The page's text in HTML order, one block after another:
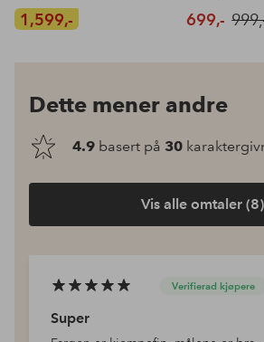
1,599,- 699,-
Dette mener andre
4.9 basert på 30
Vis alle omtaler (8)
Verifierad kjøpere
Super